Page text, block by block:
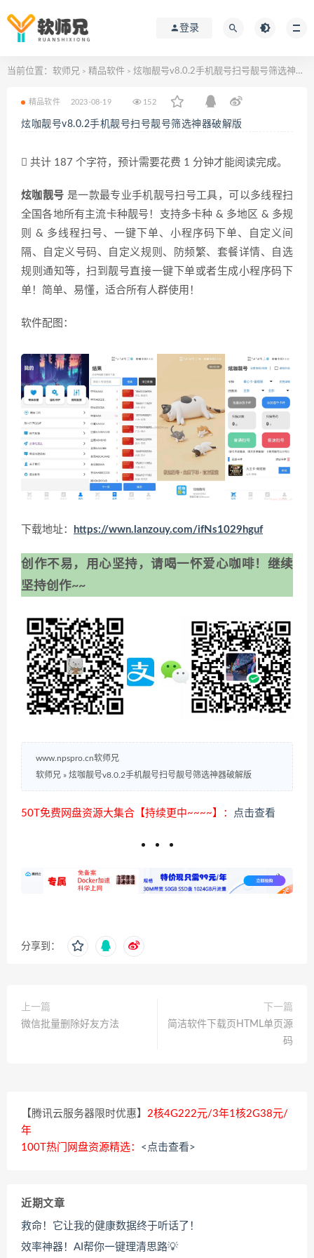
登录
当前位置： 软师兄 > 精品软件 > 炫咖靓号v8.0.2手机靓号扫号靓号筛选神器破解版
精品软件 2023-08-19 152
炫咖靓号v8.0.2手机靓号扫号靓号筛选神器破解版
共计 187 个字符，预计需要花费 1 分钟才能阅读完成。
炫咖靓号 是一款最专业手机靓号扫号工具，可以多线程扫
全国各地所有主流卡种靓号！支持多卡种 & 多地区 & 多规
则 & 多线程扫号、一键下单、小程序码下单、自定义间
隔、自定义号码、自定义规则、防频繁、套餐详情、自选
规则通知等，扫到靓号直接一键下单或者生成小程序码下
单！简单、易懂，适合所有人群使用！
软件配图：
下载地址： https://wwn.lanzouy.com/ifNs1029hguf
创作不易，用心坚持，请喝一怀爱心咖啡！继续
坚持创作~~
www.npspro.cn软师兄
软师兄 » 炫咖靓号v8.0.2手机靓号扫号靓号筛选神器破解版
50T免费网盘资源大集合【持续更中~~~~】： 点击查看
分享到：
上一篇
微信批量删除好友方法
下一篇
简洁软件下载页HTML单页源
码
【腾讯云服务器限时优惠】 2核4G222元/3年1核2G38元/
年
100T热门网盘资源精选： <点击查看>
近期文章
救命！它让我的健康数据终于听话了！
效率神器！AI帮你一键理清思路💡